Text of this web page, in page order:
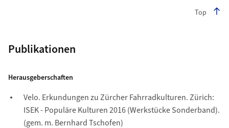
Top
Publikationen
Herausgeberschaften
Velo. Erkundungen zu Zürcher Fahrradkulturen. Zürich:
ISEK - Populäre Kulturen 2016 (Werkstücke Sonderband).
(gem. m. Bernhard Tschofen)